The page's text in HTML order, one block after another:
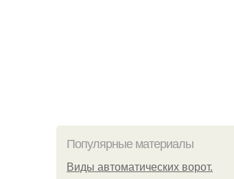
Популярные материалы
Виды автоматических ворот.